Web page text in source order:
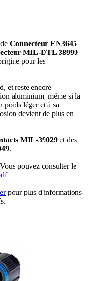
Connecteur EN3645
MIL-DTL 38999
pour les
et reste encore
aluminium, même si la
poids léger et à sa
devient de plus en
MIL-39029 et des
.
Vous pouvez consulter le
pour plus d'informations